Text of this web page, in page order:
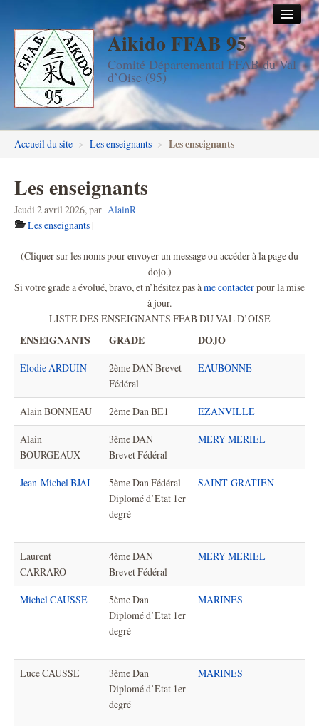
Aikido FFAB 95
Comité Départemental FFAB du Val
d’Oise (95)
Accueil
Les dojos
Stages
Les enseignants
Accueil du site > Les enseignants > Les enseignants
Les enseignants
Jeudi 2 avril 2026,par AlainR
Les enseignants |
(Cliquer sur les noms pour envoyer un message ou accéder à la page du
dojo.)
Si votre grade a évolué, bravo, et n’hésitez pas àme contacterpour la mise
à jour.
LISTE DES ENSEIGNANTS FFAB DU VAL D’OISE
ENSEIGNANTS GRADE DOJO
Elodie ARDUIN
2ème DAN Brevet
Fédéral
EAUBONNE
Alain BONNEAU 2ème Dan BE1 EZANVILLE
Alain
BOURGEAUX
3ème DAN
Brevet Fédéral
MERY MERIEL
Jean-Michel BJAI
5ème Dan Fédéral
Diplomé d’Etat 1er
degré
SAINT-GRATIEN
Laurent
CARRARO
4ème DAN
Brevet Fédéral
MERY MERIEL
Michel CAUSSE
5ème Dan
Diplomé d’Etat 1er
degré
MARINES
Luce CAUSSE
3ème Dan
Diplomé d’Etat 1er
degré
MARINES